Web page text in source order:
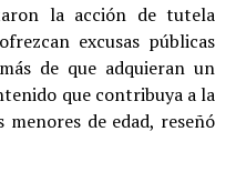
la acción de tutela
excusas públicas
de que adquieran un
que contribuya a la
de edad, reseñó